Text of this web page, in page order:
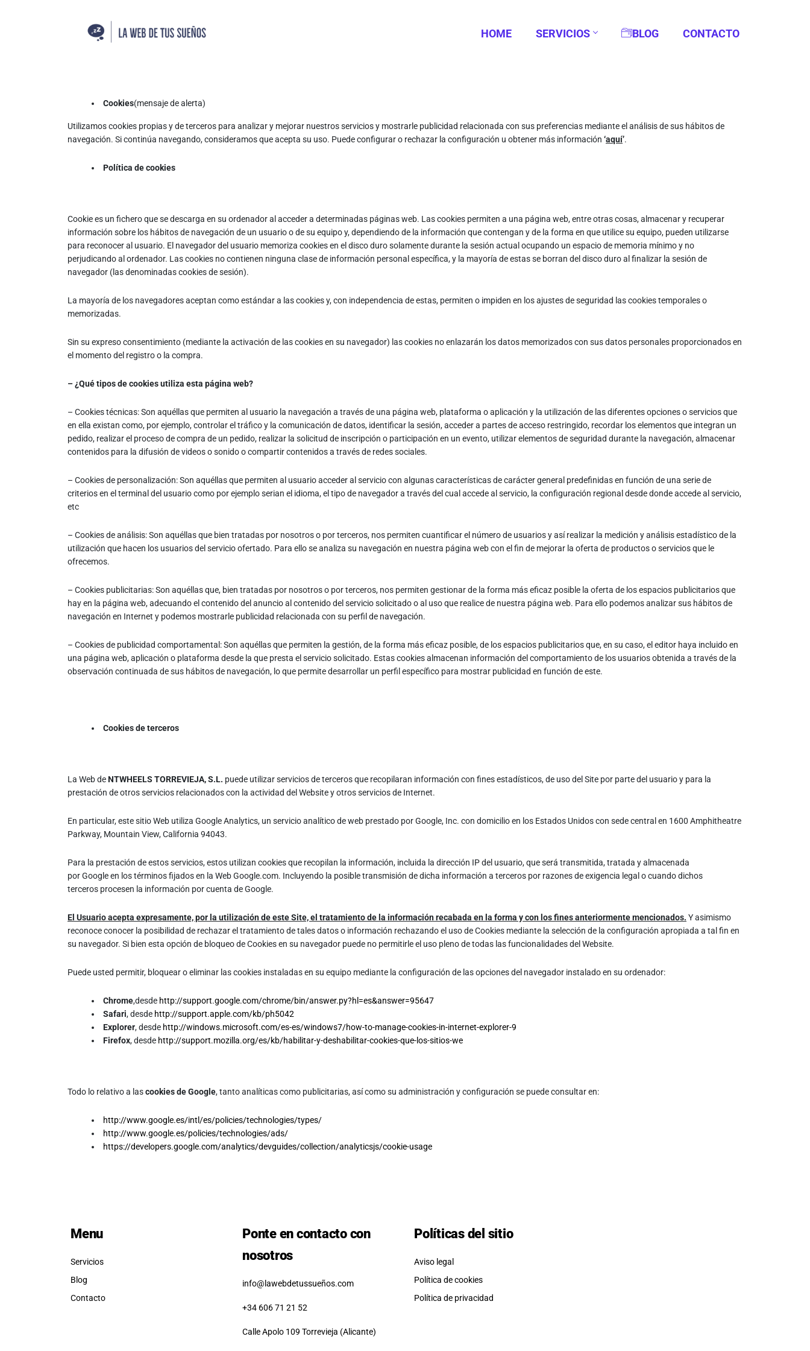
HOME SERVICIOS BLOG CONTACTO
Cookies(mensaje de alerta)
Utilizamos cookies propias y de terceros para analizar y mejorar nuestros servicios y mostrarle publicidad relacionada con sus preferencias mediante el análisis de sus hábitos de
navegación. Si continúa navegando, consideramos que acepta su uso. Puede configurar o rechazar la configuración u obtener más información ‘aquí’.
Política de cookies
Cookie es un fichero que se descarga en su ordenador al acceder a determinadas páginas web. Las cookies permiten a una página web, entre otras cosas, almacenar y recuperar
información sobre los hábitos de navegación de un usuario o de su equipo y, dependiendo de la información que contengan y de la forma en que utilice su equipo, pueden utilizarse
para reconocer al usuario. El navegador del usuario memoriza cookies en el disco duro solamente durante la sesión actual ocupando un espacio de memoria mínimo y no
perjudicando al ordenador. Las cookies no contienen ninguna clase de información personal específica, y la mayoría de estas se borran del disco duro al finalizar la sesión de
navegador (las denominadas cookies de sesión).
La mayoría de los navegadores aceptan como estándar a las cookies y, con independencia de estas, permiten o impiden en los ajustes de seguridad las cookies temporales o
memorizadas.
Sin su expreso consentimiento (mediante la activación de las cookies en su navegador) las cookies no enlazarán los datos memorizados con sus datos personales proporcionados en
el momento del registro o la compra.
– ¿Qué tipos de cookies utiliza esta página web?
– Cookies técnicas: Son aquéllas que permiten al usuario la navegación a través de una página web, plataforma o aplicación y la utilización de las diferentes opciones o servicios que
en ella existan como, por ejemplo, controlar el tráfico y la comunicación de datos, identificar la sesión, acceder a partes de acceso restringido, recordar los elementos que integran un
pedido, realizar el proceso de compra de un pedido, realizar la solicitud de inscripción o participación en un evento, utilizar elementos de seguridad durante la navegación, almacenar
contenidos para la difusión de videos o sonido o compartir contenidos a través de redes sociales.
– Cookies de personalización: Son aquéllas que permiten al usuario acceder al servicio con algunas características de carácter general predefinidas en función de una serie de
criterios en el terminal del usuario como por ejemplo serian el idioma, el tipo de navegador a través del cual accede al servicio, la configuración regional desde donde accede al servicio,
etc
– Cookies de análisis: Son aquéllas que bien tratadas por nosotros o por terceros, nos permiten cuantificar el número de usuarios y así realizar la medición y análisis estadístico de la
utilización que hacen los usuarios del servicio ofertado. Para ello se analiza su navegación en nuestra página web con el fin de mejorar la oferta de productos o servicios que le
ofrecemos.
– Cookies publicitarias: Son aquéllas que, bien tratadas por nosotros o por terceros, nos permiten gestionar de la forma más eficaz posible la oferta de los espacios publicitarios que
hay en la página web, adecuando el contenido del anuncio al contenido del servicio solicitado o al uso que realice de nuestra página web. Para ello podemos analizar sus hábitos de
navegación en Internet y podemos mostrarle publicidad relacionada con su perfil de navegación.
– Cookies de publicidad comportamental: Son aquéllas que permiten la gestión, de la forma más eficaz posible, de los espacios publicitarios que, en su caso, el editor haya incluido en
una página web, aplicación o plataforma desde la que presta el servicio solicitado. Estas cookies almacenan información del comportamiento de los usuarios obtenida a través de la
observación continuada de sus hábitos de navegación, lo que permite desarrollar un perfil específico para mostrar publicidad en función de este.
Cookies de terceros
La Web deNTWHEELS TORREVIEJA, S.L. puede utilizar servicios de terceros que recopilaran información con fines estadísticos, de uso del Site por parte del usuario y para la
prestación de otros servicios relacionados con la actividad del Website y otros servicios de Internet.
En particular, este sitio Web utiliza Google Analytics, un servicio analítico de web prestado por Google, Inc. con domicilio en los Estados Unidos con sede central en 1600 Amphitheatre
Parkway, Mountain View, California 94043.
Para la prestación de estos servicios, estos utilizan cookies que recopilan la información, incluida la dirección IP del usuario, que será transmitida, tratada y almacenada
por Google en los términos fijados en la Web Google.com. Incluyendo la posible transmisión de dicha información a terceros por razones de exigencia legal o cuando dichos
terceros procesen la información por cuenta de Google.
El Usuario acepta expresamente, por la utilización de este Site, el tratamiento de la información recabada en la forma y con los fines anteriormente mencionados. Y asimismo
reconoce conocer la posibilidad de rechazar el tratamiento de tales datos o información rechazando el uso de Cookies mediante la selección de la configuración apropiada a tal fin en
su navegador. Si bien esta opción de bloqueo de Cookies en su navegador puede no permitirle el uso pleno de todas las funcionalidades del Website.
Puede usted permitir, bloquear o eliminar las cookies instaladas en su equipo mediante la configuración de las opciones del navegador instalado en su ordenador:
Chrome,desde http://support.google.com/chrome/bin/answer.py?hl=es&answer=95647
Safari, desde http://support.apple.com/kb/ph5042
Explorer, desde http://windows.microsoft.com/es-es/windows7/how-to-manage-cookies-in-internet-explorer-9
Firefox, desde http://support.mozilla.org/es/kb/habilitar-y-deshabilitar-cookies-que-los-sitios-we
Todo lo relativo a lascookies de Google, tanto analíticas como publicitarias, así como su administración y configuración se puede consultar en:
http://www.google.es/intl/es/policies/technologies/types/
http://www.google.es/policies/technologies/ads/
https://developers.google.com/analytics/devguides/collection/analyticsjs/cookie-usage
Menu
Servicios
Blog
Contacto
Ponte en contacto con
nosotros
info@lawebdetussueños.com
+34 606 71 21 52
Calle Apolo 109 Torrevieja (Alicante)
Políticas del sitio
Aviso legal
Política de cookies
Política de privacidad